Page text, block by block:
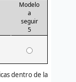
Modelo
a
seguir
5
dentro de la